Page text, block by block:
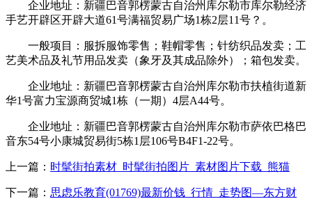
企业地址：新疆巴音郭楞蒙古自治州库尔勒市库尔勒经济
手艺开辟区开辟大道61号满福贸易广场1栋2层11号？。
一般项目：服拆服饰零售；鞋帽零售；针纺织品发卖；工
艺美术品及礼节用品发卖（象牙及其成品除外）；箱包发卖。
企业地址：新疆巴音郭楞蒙古自治州库尔勒市扶植街道新
华1号富力宝源商贸城1栋（一期）4层A44号。
企业地址：新疆巴音郭楞蒙古自治州库尔勒市萨依巴格巴
音东54号小康城贸易街5栋1层106号B4F1-22号。
上一篇： 时髦街拍素材_时髦街拍图片_素材图片下载_熊猫
下一篇： 思虑乐教育(01769)最新价钱_行情_走势图—东方财